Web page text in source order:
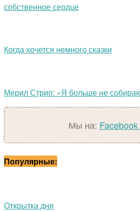
собственное сердце
Когда хочется немного сказки
Мерил Стрип: «Я больше не
Мы на: Facebook
Популярные:
Открытка дня